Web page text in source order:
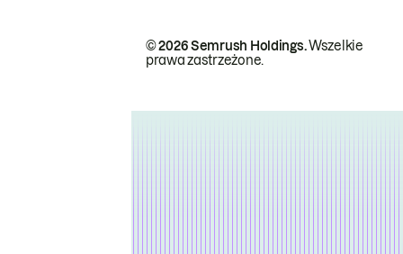
© 2026 Semrush Holdings.Wszelkie
prawa zastrzeżone.